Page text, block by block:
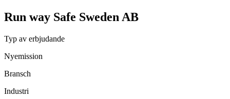
Run way Safe Sweden AB
Typ av erbjudande
Nyemission
Bransch
Industri